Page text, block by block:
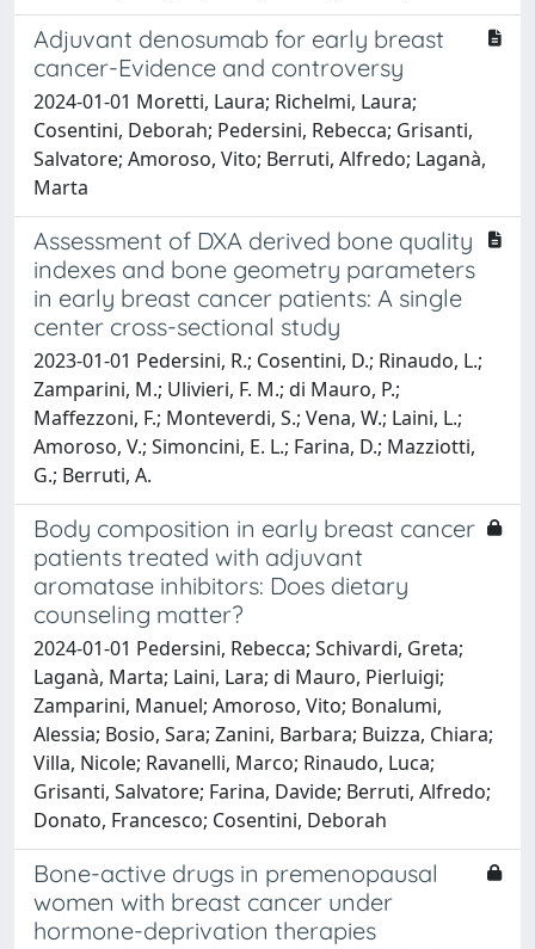
Adjuvant denosumab for early breast
cancer-Evidence and controversy
2024-01-01 Moretti, Laura; Richelmi, Laura;
Cosentini, Deborah; Pedersini, Rebecca; Grisanti,
Salvatore; Amoroso, Vito; Berruti, Alfredo; Laganà,
Marta
Assessment of DXA derived bone quality
indexes and bone geometry parameters
in early breast cancer patients: A single
center cross-sectional study
2023-01-01 Pedersini, R.; Cosentini, D.; Rinaudo, L.;
Zamparini, M.; Ulivieri, F. M.; di Mauro, P.;
Maffezzoni, F.; Monteverdi, S.; Vena, W.; Laini, L.;
Amoroso, V.; Simoncini, E. L.; Farina, D.; Mazziotti,
G.; Berruti, A.
Body composition in early breast cancer
patients treated with adjuvant
aromatase inhibitors: Does dietary
counseling matter?
2024-01-01 Pedersini, Rebecca; Schivardi, Greta;
Laganà, Marta; Laini, Lara; di Mauro, Pierluigi;
Zamparini, Manuel; Amoroso, Vito; Bonalumi,
Alessia; Bosio, Sara; Zanini, Barbara; Buizza, Chiara;
Villa, Nicole; Ravanelli, Marco; Rinaudo, Luca;
Grisanti, Salvatore; Farina, Davide; Berruti, Alfredo;
Donato, Francesco; Cosentini, Deborah
Bone-active drugs in premenopausal
women with breast cancer under
hormone-deprivation therapies